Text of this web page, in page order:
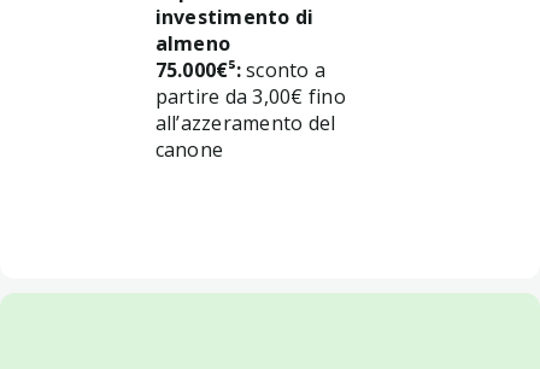
investimento di
almeno
75.000€⁵:sconto a
partire da 3,00€ fino
all’azzeramento del
canone